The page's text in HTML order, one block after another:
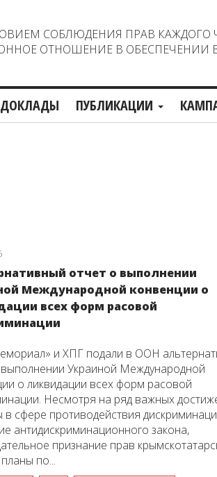
СОБЛЮДЕНИЯ ПРАВ КАЖДОГО
ОТНОШЕНИЕ В ОБЕСПЕЧЕНИИ
ДОКЛАДЫ ПУБЛИКАЦИИ
отчет о выполнении
Международной конвенции о
всех форм расовой
и ХПГ подали в ООН
выполнении Украиной Международной
о ликвидации всех форм расовой
Несмотря на ряд важных
в сфере противодействия
антидискриминационного закона,
признание прав
по...